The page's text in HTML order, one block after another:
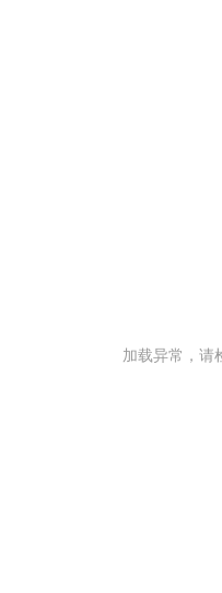
加载异常，请